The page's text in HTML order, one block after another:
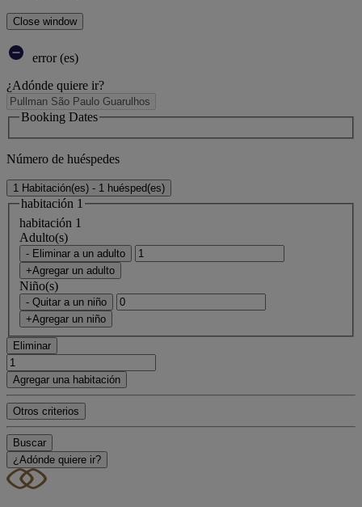
Close window
error (es)
¿Adónde quiere ir?
Booking Dates
Número de huéspedes
1 Habitación(es) - 1 huésped(es)
habitación 1
habitación 1
Adulto(s)
- Eliminar a un adulto
+Agregar un adulto
Niño(s)
- Quitar a un niño
+Agregar un niño
Eliminar
Agregar una habitación
Otros criterios
Buscar
¿Adónde quiere ir?